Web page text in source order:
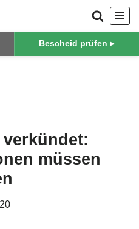
Bescheid prüfen ▸
müssen